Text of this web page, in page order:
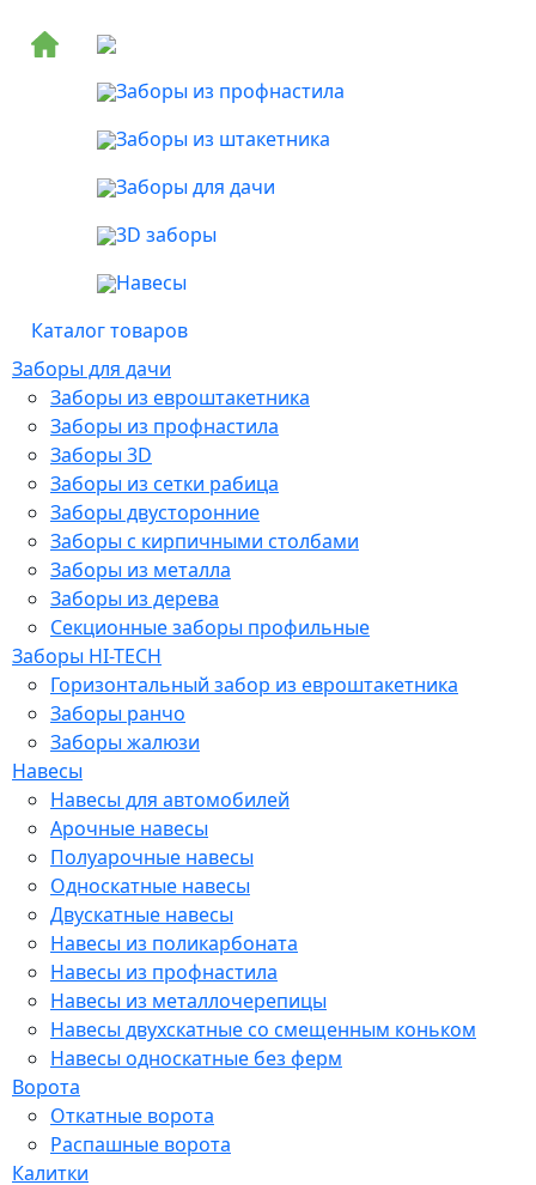
Заборы из профнастила
Заборы из штакетника
Заборы для дачи
3D заборы
Навесы
Каталог товаров
Заборы для дачи
Заборы из евроштакетника
Заборы из профнастила
Заборы 3D
Заборы из сетки рабица
Заборы двусторонние
Заборы с кирпичными столбами
Заборы из металла
Заборы из дерева
Секционные заборы профильные
Заборы HI-TECH
Горизонтальный забор из евроштакетника
Заборы ранчо
Заборы жалюзи
Навесы
Навесы для автомобилей
Арочные навесы
Полуарочные навесы
Односкатные навесы
Двускатные навесы
Навесы из поликарбоната
Навесы из профнастила
Навесы из металлочерепицы
Навесы двухскатные со смещенным коньком
Навесы односкатные без ферм
Ворота
Откатные ворота
Распашные ворота
Калитки